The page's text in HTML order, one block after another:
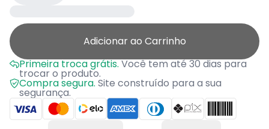
Adicionar ao Carrinho
Primeira troca grátis.Você tem até 30 dias para
trocar o produto.
Compra segura. Site construído para a sua
segurança.